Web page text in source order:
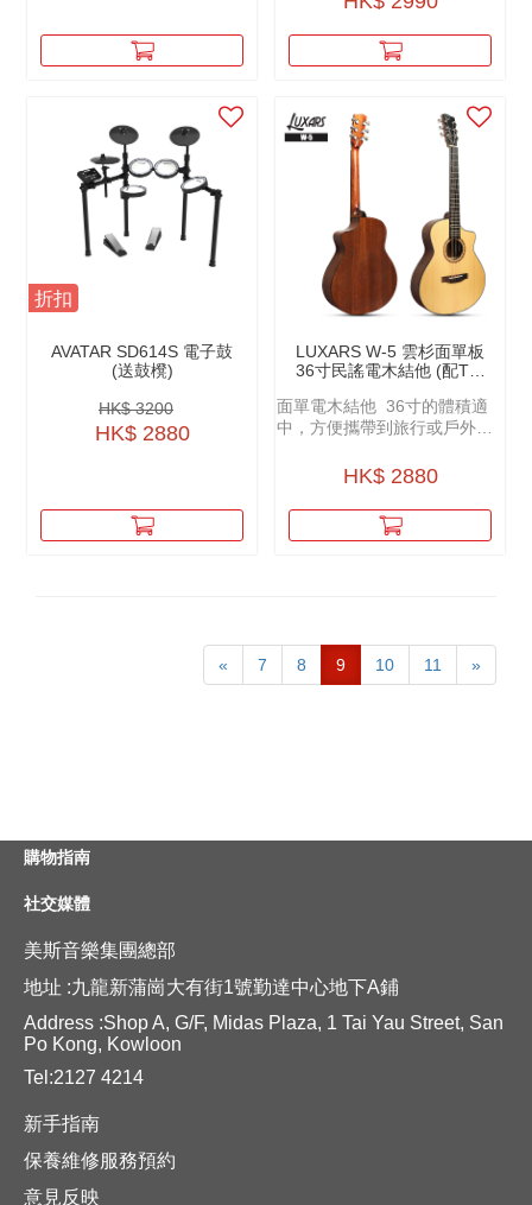
折扣
AVATAR SD614S 電子鼓
(送鼓櫈)
HK$ 3200
HK$ 2880
LUXARS W-5 雲杉面單板
36寸民謠電木結他 (配TE-
面單電木結他 36寸的體積適
中，方便攜帶到旅行或戶外演
HK$ 2880
« 7 8 9 10 11 »
購物指南
社交媒體
美斯音樂集團總部
地址 :九龍新蒲崗大有街1號勤達中心地下A鋪
Address :Shop A, G/F, Midas Plaza, 1 Tai Yau Street, San
Po Kong, Kowloon
Tel:2127 4214
新手指南
保養維修服務預約
意見反映